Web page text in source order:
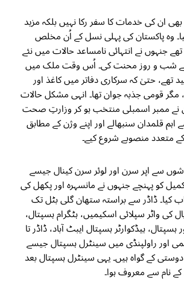
بھی ان کی خدمات کا سفر رکا نہیں بلکہ مزید
وہ پاکستان کی پہلی نسل کے اُن مخلص
جنہوں نے انتہائی نامساعد حالات میں نئے
شب و روز محنت کی۔ اُس وقت ملک میں
تھے، حتیٰ کہ سرکاری دفاتر میں کاغذ اور
قومی جذبہ جوان تھا۔ انہی مشکل حالات
نے ممبر اسمبلی منتخب ہو کر وزارتِ صحت
اہم قلمدان سنبھالے اور اپنے وژن کے مطابق
متعدد منصوبے شروع کیے۔
سے اپر سرن اور لوئر سرن کینال جیسے
کو پہنچے جنہوں نے مانسہرہ اور پکھل کی
کیا۔ ڈاڈر سے براستہ ستھان گلی بٹل تک
کی واٹر سپلائی اسکیمیں، ہٹگرام ہسپتال،
ہیڈکوارٹر ہسپتال ایبٹ آباد، ڈاڈر تا
اور راولپنڈی میں سینٹرل ہسپتال جیسے
کے گواہ ہیں۔ یہی سینٹرل ہسپتال بعد
نام سے معروف ہوا۔